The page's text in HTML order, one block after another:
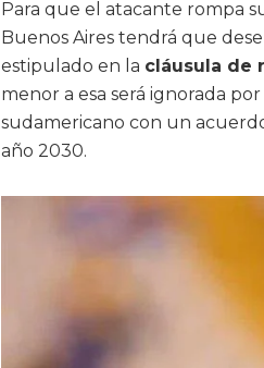
Para que el atacante rompa
Buenos Aires tendrá que
estipulado en la cláusula de
menor a esa será ignorada
sudamericano con un
año 2030.